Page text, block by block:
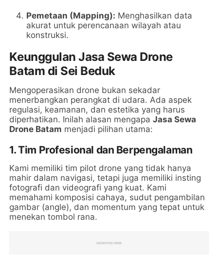
Pemetaan (Mapping): Menghasilkan data
akurat untuk perencanaan wilayah atau
konstruksi.
Keunggulan Jasa Sewa Drone
Batam di Sei Beduk
Mengoperasikan drone bukan sekadar
menerbangkan perangkat di udara. Ada aspek
regulasi, keamanan, dan estetika yang harus
diperhatikan. Inilah alasan mengapaJasa Sewa
Drone Batam menjadi pilihan utama:
1. Tim Profesional dan Berpengalaman
Kami memiliki tim pilot drone yang tidak hanya
mahir dalam navigasi, tetapi juga memiliki insting
fotografi dan videografi yang kuat. Kami
memahami komposisi cahaya, sudut pengambilan
gambar (angle), dan momentum yang tepat untuk
menekan tombol rana.